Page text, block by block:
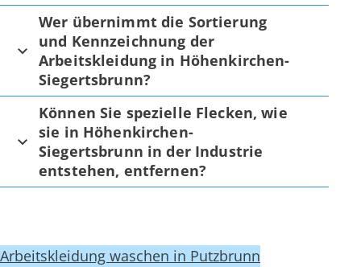
Wer übernimmt die Sortierung
und Kennzeichnung der
Arbeitskleidung in Höhenkirchen-
Siegertsbrunn?
Können Sie spezielle Flecken, wie
sie in Höhenkirchen-
Siegertsbrunn in der Industrie
entstehen, entfernen?
Arbeitskleidung waschen in Putzbrunn